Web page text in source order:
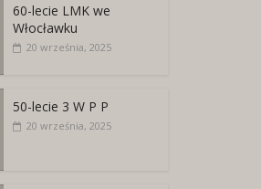
60-lecie LMK we
Włocławku
20 września, 2025
50-lecie 3 W P P
20 września, 2025